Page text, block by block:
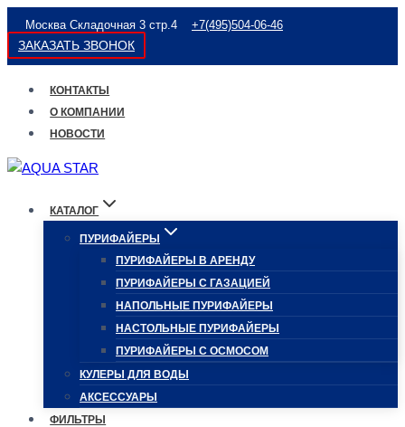
Перейти
к
содержимому
Москва Складочная 3 стр.4 +7(495)504-06-46
ЗАКАЗАТЬ ЗВОНОК
КОНТАКТЫ
О КОМПАНИИ
НОВОСТИ
КАТАЛОГ
ПУРИФАЙЕРЫ
ПУРИФАЙЕРЫ В АРЕНДУ
ПУРИФАЙЕРЫ С ГАЗАЦИЕЙ
НАПОЛЬНЫЕ ПУРИФАЙЕРЫ
НАСТОЛЬНЫЕ ПУРИФАЙЕРЫ
ПУРИФАЙЕРЫ С ОСМОСОМ
КУЛЕРЫ ДЛЯ ВОДЫ
АКСЕССУАРЫ
ФИЛЬТРЫ